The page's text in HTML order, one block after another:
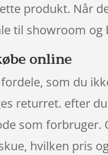
produkt. Når
til showroom
online
som du
returret. efter
som
hvilken pris